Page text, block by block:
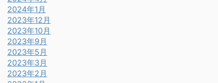
2024年4月
2024年1月
2023年12月
2023年10月
2023年9月
2023年5月
2023年3月